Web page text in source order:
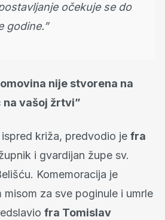
očekuje se do
godine.”
nije stvorena na
vašoj žrtvi”
križa, predvodio je fra
i gvardijan župe sv.
Komemoracija je
misom za sve poginule i umrle
fra Tomislav